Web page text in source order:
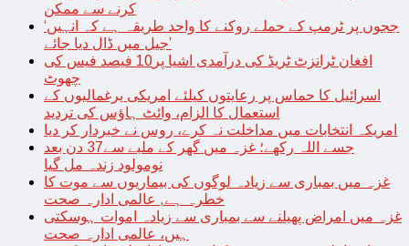
کرنے سے ممکن
‘ججوں پر ٹرمپ کے حملے روکنے کا واحد طریقہ ہے کہ انہیں
جیل میں ڈال دیا جائے’
افغان ٹرانزٹ ٹریڈ کی درآمدی اشیا پر10 فیصد فیس کی
چھوٹ
اسرائیل کا حماس پر رعایتوں کیلئے امریکی یرغمالیوں کے
استعمال کا الزام، وائٹ ہاؤس کی تردید
امریکہ انتخابات میں مداخلت نہ کرے، روس نے خبردار کر دیا
جسے اللہ رکھے؛ غزہ میں گھر کے ملبے سے37 دن بعد
نومولود زندہ مل گیا
غزہ میں بمباری سے زیادہ لوگوں کی بیماریوں سے موت کا
خطرہ ہے, عالمی ادارہ صحت
غزہ میں امراض پھیلنے سے بمباری سے زیادہ اموات ہوسکتی
ہیں، عالمی ادارہ صحت